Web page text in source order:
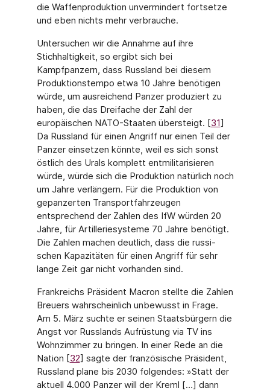
die Waffenproduktion unvermindert fortsetze
und eben nichts mehr verbrauche.
Untersuchen wir die Annahme auf ihre
Stichhaltigkeit, so ergibt sich bei
Kampfpanzern, dass Russland bei diesem
Produktionstempo etwa 10 Jahre benötigen
würde, um aus­reichend Panzer produziert zu
haben, die das Dreifache der Zahl der
europäischen NATO-Staaten übersteigt. [31]
Da Russland für einen Angriff nur einen Teil der
Panzer ein­setzen könnte, weil es sich sonst
östlich des Urals komplett entmilitarisieren
würde, würde sich die Produktion natürlich noch
um Jahre verlängern. Für die Produktion von
gepanzerten Transportfahrzeugen
entsprechend der Zahlen des IfW würden 20
Jahre, für Artilleriesysteme 70 Jahre benötigt.
Die Zahlen machen deutlich, dass die russi­
schen Kapazitäten für einen Angriff für sehr
lange Zeit gar nicht vorhanden sind.
Frankreichs Präsident Macron stellte die Zahlen
Breuers wahrscheinlich unbewusst in Frage.
Am 5. März suchte er seinen Staatsbürgern die
Angst vor Russlands Aufrüstung via TV ins
Wohnzimmer zu bringen. In einer Rede an die
Nation [32] sagte der französische Präsident,
Russland plane bis 2030 folgendes: »Statt der
aktuell 4.000 Panzer will der Kreml […] dann